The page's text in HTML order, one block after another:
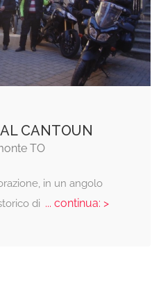
CANTOUN
TO
in un angolo
di ... continua: >